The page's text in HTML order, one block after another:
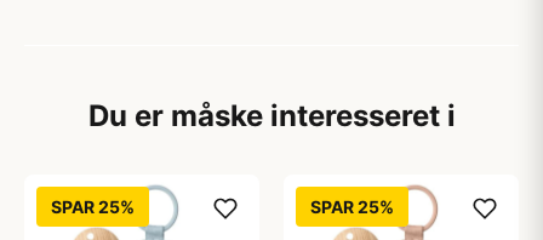
Du er måske interesseret i
SPAR 25% SPAR 25%